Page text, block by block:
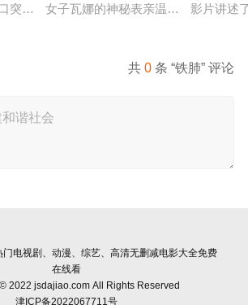
突遭诡异变故，被困在自家房屋中超过
女子瓦娜的神秘表亲温思罗普突然仓
影片讲述
共0 条 “铁肺” 评论
门电视剧、动漫、综艺、高清无删减电影大全免费
在线看
2022 jsdajiao.com All Rights Reserved
津ICP备2022067711号